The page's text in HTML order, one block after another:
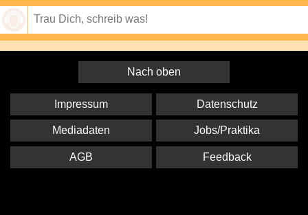
Nach oben
Impressum Datenschutz
Mediadaten Jobs/Praktika
AGB Feedback